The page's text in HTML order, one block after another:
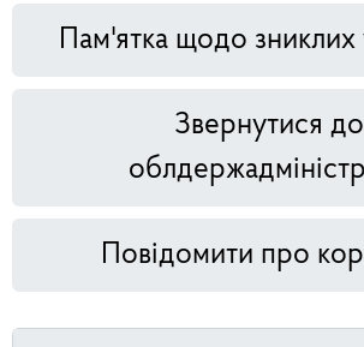
Пам'ятка щодо зниклих
Звернутися до
Повідомити про